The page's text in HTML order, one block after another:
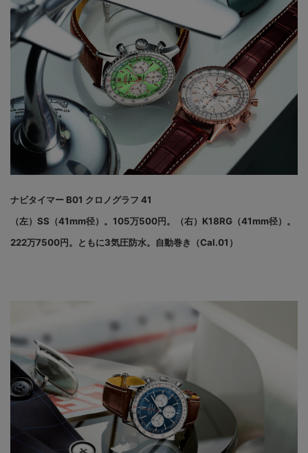
ナビタイマー B01 クロノグラフ 41
（左）SS（41mm径）。105万500円。（右）K18RG（41mm径）。
222万7500円。ともに3気圧防水。自動巻き（Cal.01）